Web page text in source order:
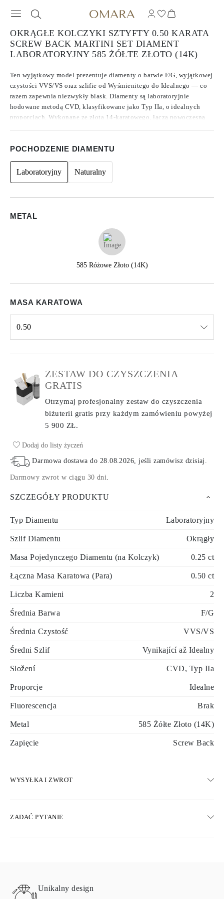
OKRĄGŁE KOLCZYKI SZTYFTY 0.50 KARATA
SCREW BACK MARTINI SET DIAMENT
LABORATORYJNY 585 ŻÓŁTE ZŁOTO (14K)
Ten wyjątkowy model prezentuje diamenty o barwie F/G, wyjątkowej
czystości VVS/VS oraz szlifie od Wyśmienitego do Idealnego — co
razem zapewnia niezwykły blask. Diamenty są laboratoryjnie
hodowane metodą CVD, klasyfikowane jako Typ IIa, o idealnych
proporcjach. Wykonane ze złota 14-karatowego, łączą nowoczesną
daje łączną masę 0.50 ct dla pary. Bezpieczne zapięcia na śrubkę
oraz solidne, nacinane trzpienie zapewniają trwały komfort i
niezawodne użytkowanie. Osadzone w oprawie typu martini, okrągły
szlif jest pięknie podkreślony — oferując wyrafinowaną elegancję,
POCHODZENIE DIAMENTU
Laboratoryjny Naturalny
METAL
585 Różowe Złoto (14K)
MASA KARATOWA
0.50
ZESTAW DO CZYSZCZENIA
GRATIS
Otrzymaj profesjonalny zestaw do czyszczenia
biżuterii gratis przy każdym zamówieniupowyżej
5 900 ZŁ.
Dodaj do listy życzeń
Darmowa dostawa do 28.08.2026, jeśli zamówisz dzisiaj .
Darmowy zwrot w ciągu 30 dni.
SZCZEGÓŁY PRODUKTU
Typ Diamentu Laboratoryjny
Szlif Diamentu Okrągły
Masa Pojedynczego Diamentu (na Kolczyk) 0.25 ct
Łączna Masa Karatowa (Para) 0.50 ct
Liczba Kamieni 2
Średnia Barwa F/G
Średnia Czystość VVS/VS
Średni Szlif Vynikající až Idealny
Složení CVD, Typ IIa
Proporcje Idealne
Fluorescencja Brak
Metal 585 Żółte Złoto (14K)
Zapięcie Screw Back
WYSYŁKA I ZWROT
Dostępne są również opcje dostawy ekspresowej
Aby uzyskać szczegółowe informacje na temat metod wysyłki,
ZADAĆ PYTANIE
Unikalny design